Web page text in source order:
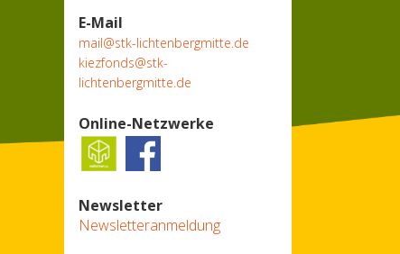
E-Mail
mail@stk-lichtenbergmitte.de
kiezfonds@stk-
lichtenbergmitte.de
Online-Netzwerke
Newsletter
Newsletteranmeldung